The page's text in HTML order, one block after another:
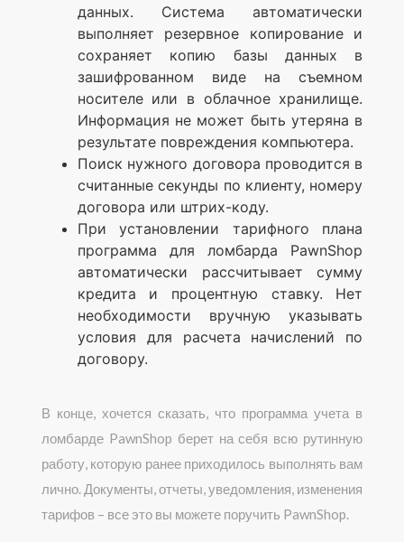
данных. Система автоматически
выполняет резервное копирование и
сохраняет копию базы данных в
зашифрованном виде на съемном
носителе или в облачное хранилище.
Информация не может быть утеряна в
результате повреждения компьютера.
Поиск нужного договора проводится в
считанные секунды по клиенту, номеру
договора или штрих-коду.
При установлении тарифного плана
программа для ломбарда PawnShop
автоматически рассчитывает сумму
кредита и процентную ставку. Нет
необходимости вручную указывать
условия для расчета начислений по
договору.
В конце, хочется сказать, что программа учета в
ломбарде PawnShop берет на себя всю рутинную
работу, которую ранее приходилось выполнять вам
лично. Документы, отчеты, уведомления, изменения
тарифов – все это вы можете поручить PawnShop.